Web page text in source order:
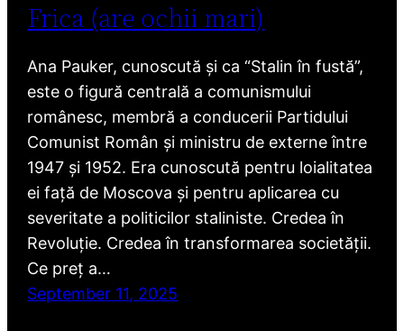
Frica (are ochii mari)
Ana Pauker, cunoscută și ca “Stalin în fustă”,
este o figură centrală a comunismului
românesc, membră a conducerii Partidului
Comunist Român și ministru de externe între
1947 și 1952. Era cunoscută pentru loialitatea
ei față de Moscova și pentru aplicarea cu
severitate a politicilor staliniste. Credea în
Revoluție. Credea în transformarea societății.
Ce preț a…
September 11, 2025